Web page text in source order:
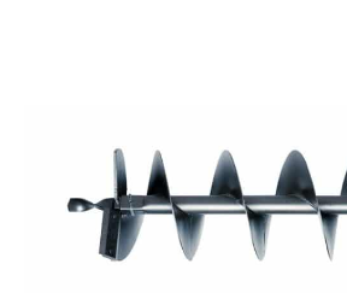
Tips og tricks
4.4 Google Reviews